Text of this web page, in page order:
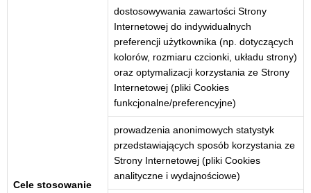
Cele stosowanie
dostosowywania zawartości Strony
Internetowej do indywidualnych
preferencji użytkownika (np. dotyczących
kolorów, rozmiaru czcionki, układu strony)
oraz optymalizacji korzystania ze Strony
Internetowej (pliki Cookies
funkcjonalne/preferencyjne)
prowadzenia anonimowych statystyk
przedstawiających sposób korzystania ze
Strony Internetowej (pliki Cookies
analityczne i wydajnościowe)